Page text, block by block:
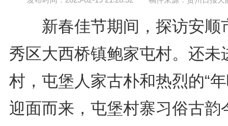
新春佳节期间，探访安顺
秀区大西桥镇鲍家屯村。还未
村，屯堡人家古朴和热烈的“
迎面而来，屯堡村寨习俗古韵